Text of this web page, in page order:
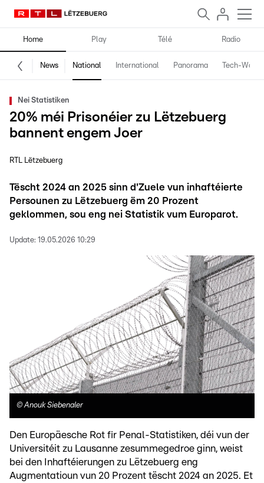
Home Play Télé Radio
News National International Panorama Tech-World
Nei Statistiken
20% méi Prisonéier zu Lëtzebuerg
bannent engem Joer
RTL Lëtzebuerg
Tëscht 2024 an 2025 sinn d'Zuele vun inhaftéierte
Persounen zu Lëtzebuerg ëm 20 Prozent
geklommen, sou eng nei Statistik vum Europarot.
Update: 19.05.2026 10:29
©Anouk Siebenaler
Den Europäesche Rot fir Penal-Statistiken, déi vun der
Universitéit zu Lausanne zesummegedroe ginn, weist
bei den Inhaftéierungen zu Lëtzebuerg eng
Augmentatioun vun 20 Prozent tëscht 2024 an 2025. Et